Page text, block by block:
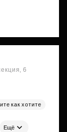
6
как хотите
Ещё